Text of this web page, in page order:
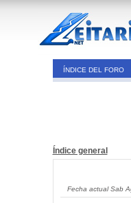
ÍNDICE DEL FORO
Índice general
Fecha actual Sab